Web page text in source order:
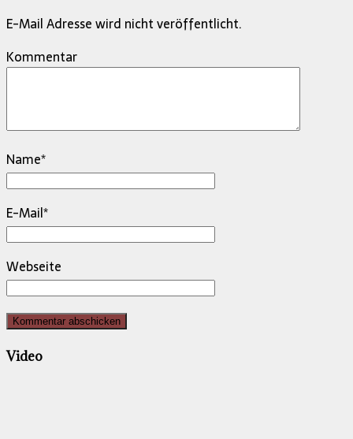
E-Mail Adresse wird nicht veröffentlicht.
Kommentar
Name*
E-Mail*
Webseite
Video